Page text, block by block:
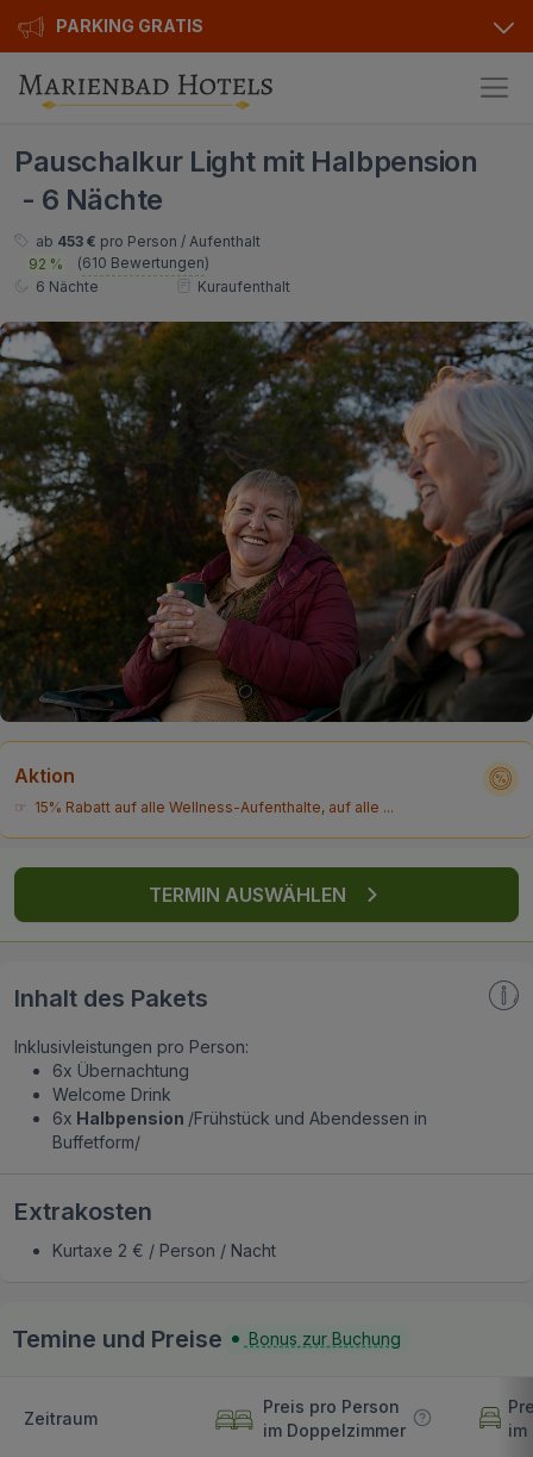
PARKING GRATIS
Hotels
Alle Hotels
Kurhotels
Golfhotels
Ensana Hotels
Orea Hotels
Angebote
Geschenkgutscheine
Bonusse
Sonderangebot
Kontakt
Kontakt
Über uns
Privat Transfer
FAQ
Pauschalkur Light mit Halbpension
- 6 Nächte
ab 453 € pro Person / Aufenthalt
92 %
(610 Bewertungen)
6 Nächte
Kuraufenthalt
Aktion
☞ 15% Rabatt auf alle Wellness-Aufenthalte, auf alle ...
TERMIN AUSWÄHLEN
Inhalt des Pakets
Inklusivleistungen pro Person:
6x Übernachtung
Welcome Drink
6x Halbpension /Frühstück und Abendessen in
Buffetform/
Extrakosten
Kurtaxe 2 € / Person / Nacht
Temine und Preise Bonus zur Buchung
Zeitraum
Preis pro Person
im Doppelzimmer
im